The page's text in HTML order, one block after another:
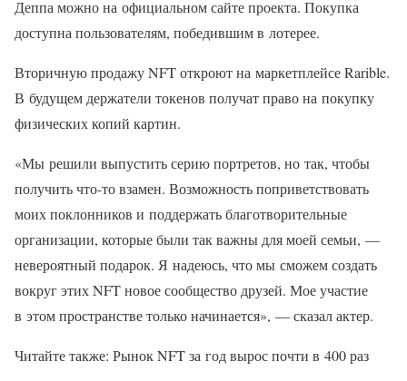
Деппа можно на официальном сайте проекта. Покупка
доступна пользователям, победившим в лотерее.
Вторичную продажу NFT откроют на маркетплейсе Rarible.
В будущем держатели токенов получат право на покупку
физических копий картин.
«Мы решили выпустить серию портретов, но так, чтобы
получить что-то взамен. Возможность поприветствовать
моих поклонников и поддержать благотворительные
организации, которые были так важны для моей семьи, —
невероятный подарок. Я надеюсь, что мы сможем создать
вокруг этих NFT новое сообщество друзей. Мое участие
в этом пространстве только начинается», — сказал актер.
Читайте также: Рынок NFT за год вырос почти в 400 раз